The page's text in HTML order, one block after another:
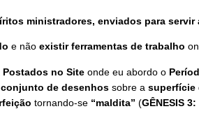
ministradores, enviados para
e não existir ferramentas de trabalho
no Site onde eu abordo o
conjunto de desenhos sobre a superfície
tornando-se “maldita” (GÊNESIS 3: